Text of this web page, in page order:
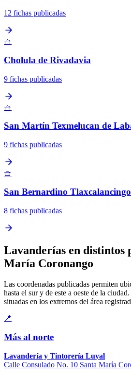
12 fichas publicadas
🧺
Cholula de Rivadavia
9 fichas publicadas
🧺
San Martín Texmelucan de
9 fichas publicadas
🧺
San Bernardino Tlaxcalancingo
8 fichas publicadas
Lavanderías en distintos
María Coronango
Las coordenadas publicadas permiten
hasta el sur y de este a oeste de la
situadas en los extremos del área
📍
Más al norte
Lavandería y Tintorería Luyal
Calle Consulado No. 10 Santa María